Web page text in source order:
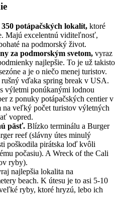
potápačských lokalít, ktoré
Majú excelentnú viditeľnosť,
na podmorský život.
za podmorským svetom, vyraz
najlepšie. To je už takisto
a je o niečo menej turistov.
rušný vďaka spring break v USA.
výletmi ponúkanými lodnou
z ponuky potápačských centier v
veľký počet turistov výletných
vopred.
päsť. Blízko terminálu a Burger
reef (slávny útes minulý
poškodila pirátska loď kvôli
počasiu). A Wreck of the Cali
ryby).
najlepšia lokalita na
beach. K útesu je to asi 5-10
ryby, ktoré hryzú, lebo ich